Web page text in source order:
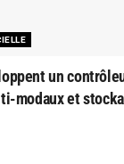
un
modaux et